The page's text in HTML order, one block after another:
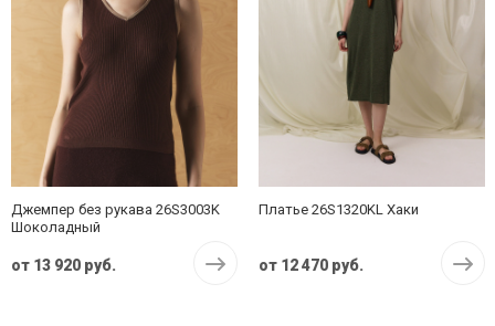
Джемпер без рукава 26S3003K
Шоколадный
от 13 920 руб.
Платье 26S1320KL Хаки
от 12 470 руб.